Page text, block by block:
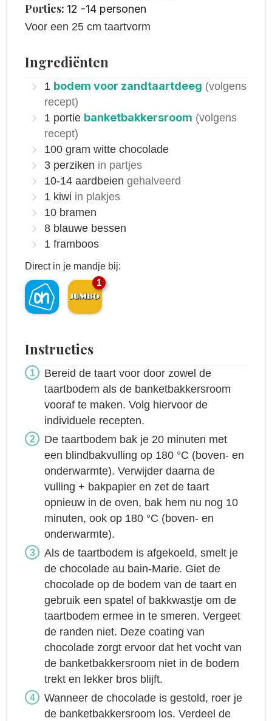
Porties: 12 -14 personen
Voor een 25 cm taartvorm
Ingrediënten
1 bodem voor zandtaartdeeg (volgens
recept)
1 portie banketbakkersroom (volgens
recept)
100 gram witte chocolade
3 perziken in partjes
10-14 aardbeien gehalveerd
1 kiwi in plakjes
10 bramen
8 blauwe bessen
1 framboos
Direct in je mandje bij:
1
Instructies
Bereid de taart voor door zowel de
taartbodem als de banketbakkersroom
vooraf te maken. Volg hiervoor de
individuele recepten.
De taartbodem bak je 20 minuten met
een blindbakvulling op 180 °C (boven- en
onderwarmte). Verwijder daarna de
vulling + bakpapier en zet de taart
opnieuw in de oven, bak hem nu nog 10
minuten, ook op 180 °C (boven- en
onderwarmte).
Als de taartbodem is afgekoeld, smelt je
de chocolade au bain-Marie. Giet de
chocolade op de bodem van de taart en
gebruik een spatel of bakkwastje om de
taartbodem ermee in te smeren. Vergeet
de randen niet. Deze coating van
chocolade zorgt ervoor dat het vocht van
de banketbakkersroom niet in de bodem
trekt en lekker bros blijft.
Wanneer de chocolade is gestold, roer je
de banketbakkersroom los. Verdeel de